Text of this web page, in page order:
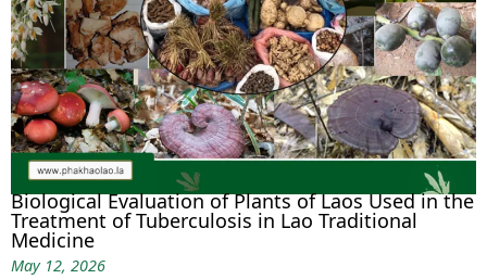
Biological Evaluation of Plants of Laos Used in the
Treatment of Tuberculosis in Lao Traditional
Medicine
May 12, 2026